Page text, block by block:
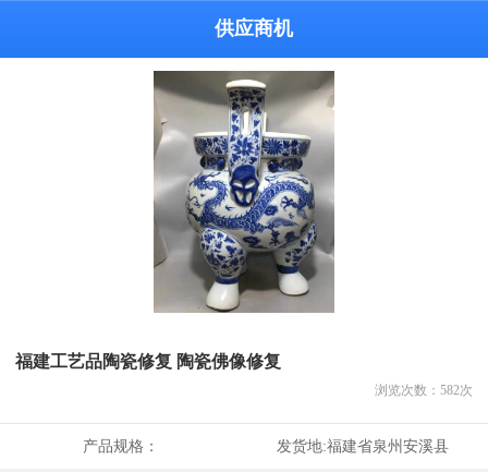
供应商机
福建工艺品陶瓷修复 陶瓷佛像修复
浏览次数： 582次
产品规格： 发货地:福建省泉州安溪县